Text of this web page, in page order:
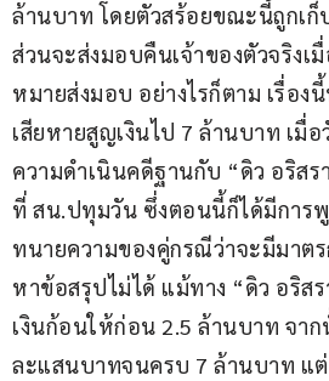
ล้านบาท โดยตัวสร้อยขณะนี้ถูกเก็
ส่วนจะส่งมอบคืนเจ้าของตัวจริงเ
หมายส่งมอบ อย่างไรก็ตาม เรื่อง
เสียหายสูญเงินไป 7 ล้านบาท เมื่
ความดำเนินคดีฐานกับ “ดิว อริสร
ที่ สน.ปทุมวัน ซึ่งตอนนี้ก็ได้มีการ
ทนายความของคู่กรณีว่าจะมีมาตร
หาข้อสรุปไม่ได้ แม้ทาง “ดิว อริส
เงินก้อนให้ก่อน 2.5 ล้านบาท จา
ละแสนบาทจนครบ 7 ล้านบาท แต่